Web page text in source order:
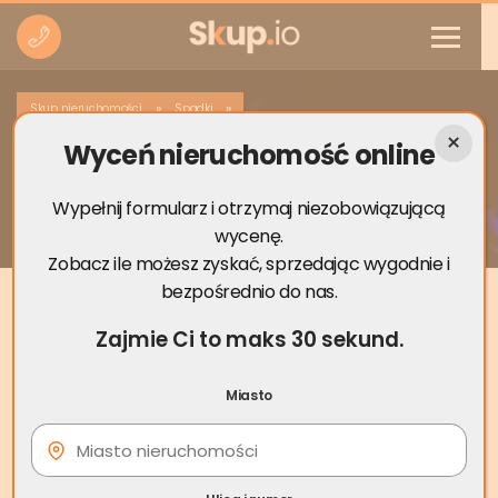
Skup nieruchomości » Spadki »
Niesprawiedliwy podział majątku przez
rodziców – spadek
Wyceń nieruchomość online
Wypełnij formularz i otrzymaj niezobowiązującą
wycenę.
Zobacz ile możesz zyskać, sprzedając wygodnie i
bezpośrednio do nas.
Zajmie Ci to maks 30 sekund.
Miasto